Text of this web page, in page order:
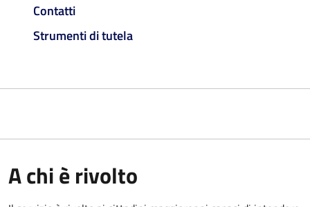
Contatti
Strumenti di tutela
A chi è rivolto